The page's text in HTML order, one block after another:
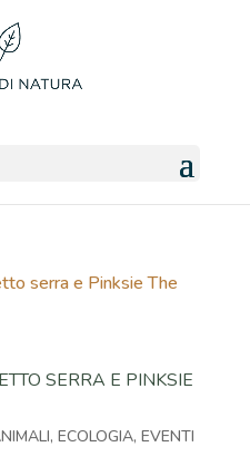
SERRA E PINKSIE
, ECOLOGIA, EVENTI